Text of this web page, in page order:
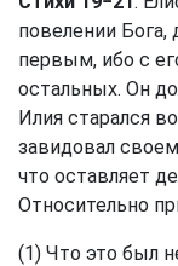
повелении
первым, ибо с
остальных. Он
Илия старался
завидовал
что оставляет
Относительно
(1) Что это был